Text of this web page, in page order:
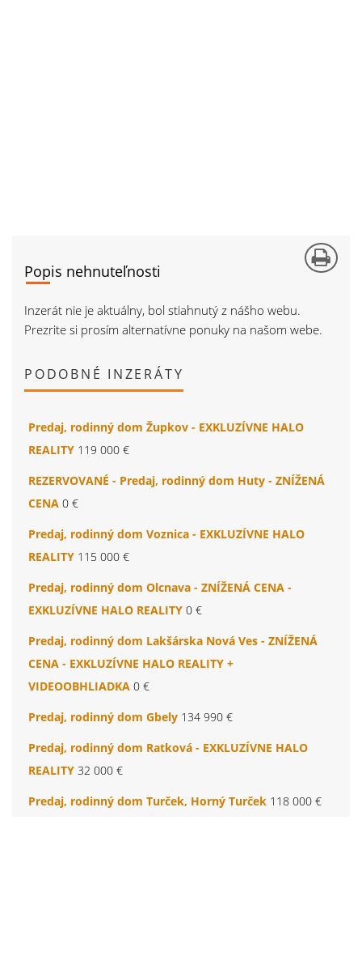
Popis nehnuteľnosti
Inzerát nie je aktuálny, bol stiahnutý z nášho webu.
Prezrite si prosím alternatívne ponuky na našom webe.
PODOBNÉ INZERÁTY
Predaj, rodinný dom Župkov - EXKLUZÍVNE HALO
REALITY 119 000 €
REZERVOVANÉ - Predaj, rodinný dom Huty - ZNÍŽENÁ
CENA 0 €
Predaj, rodinný dom Voznica - EXKLUZÍVNE HALO
REALITY 115 000 €
Predaj, rodinný dom Olcnava - ZNÍŽENÁ CENA -
EXKLUZÍVNE HALO REALITY 0 €
Predaj, rodinný dom Lakšárska Nová Ves - ZNÍŽENÁ
CENA - EXKLUZÍVNE HALO REALITY +
VIDEOOBHLIADKA 0 €
Predaj, rodinný dom Gbely 134 990 €
Predaj, rodinný dom Ratková - EXKLUZÍVNE HALO
REALITY 32 000 €
Predaj, rodinný dom Turček, Horný Turček 118 000 €